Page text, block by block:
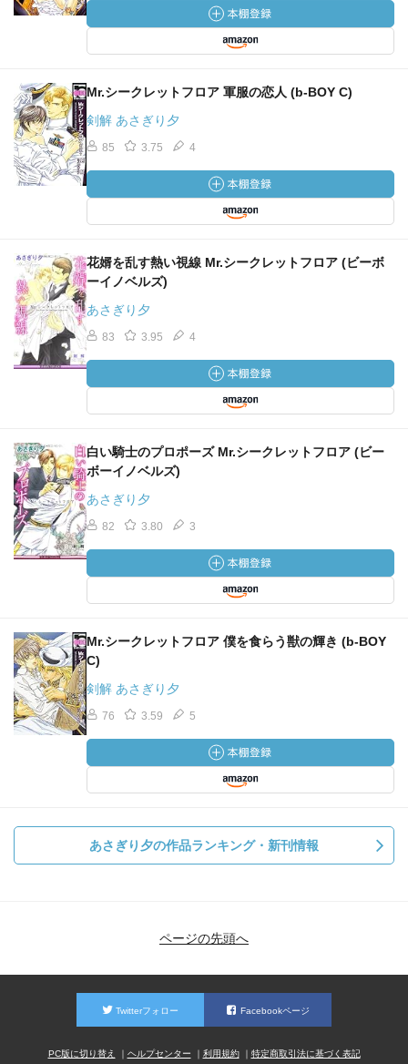
Mr.シークレットフロア 軍服の恋人 (b-BOY C)
剣解 あさぎり夕
85 3.75 4
花婿を乱す熱い視線 Mr.シークレットフロア (ビーボ
ーイノベルズ)
あさぎり夕
83 3.95 4
白い騎士のプロポーズ Mr.シークレットフロア (ビー
ボーイノベルズ)
あさぎり夕
82 3.80 3
Mr.シークレットフロア 僕を食らう獣の輝き (b-BOY
C)
剣解 あさぎり夕
76 3.59 5
あさぎり夕の作品ランキング・新刊情報
ページの先頭へ
Twitterフォロー Facebookページ
PC版に切り替え ヘルプセンター 利用規約 特定商取引法に基づく表記